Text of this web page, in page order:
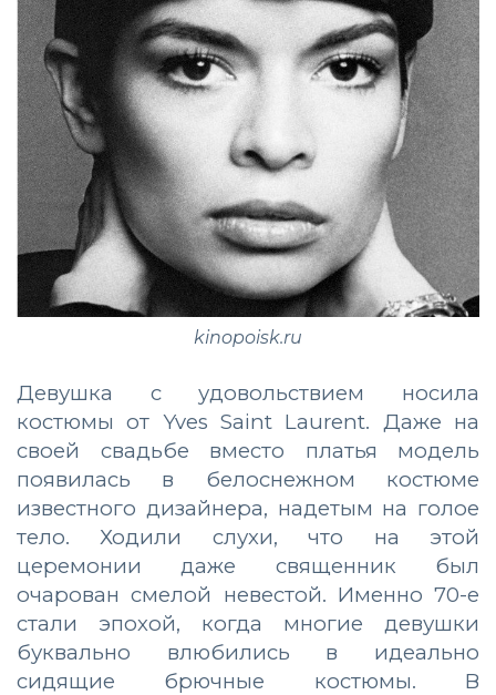
kinopoisk.ru
Девушка с удовольствием носила
костюмы от Yves Saint Laurent. Даже на
своей свадьбе вместо платья модель
появилась в белоснежном костюме
известного дизайнера, надетым на голое
тело. Ходили слухи, что на этой
церемонии даже священник был
очарован смелой невестой. Именно 70-е
стали эпохой, когда многие девушки
буквально влюбились в идеально
сидящие брючные костюмы. В